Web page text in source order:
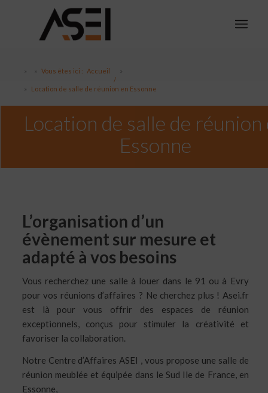
Vous êtes ici :
Accueil
/
Location de salle de réunion en Essonne
Location de salle de réunion
Essonne
L’organisation d’un
évènement sur mesure et
adapté à vos besoins
Vous recherchez une salle à louer dans le 91 ou à Evry
pour vos réunions d’affaires ? Ne cherchez plus ! Asei.fr
est là pour vous offrir des espaces de réunion
exceptionnels, conçus pour stimuler la créativité et
favoriser la collaboration.
Notre Centre d’Affaires ASEI , vous propose une salle de
réunion meublée et équipée dans le Sud Ile de France, en
Essonne,